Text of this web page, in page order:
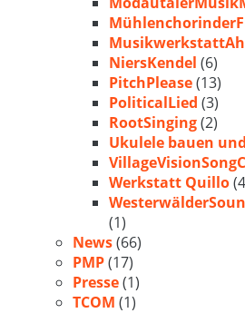
NiersKendel (6)
PitchPlease(13)
PoliticalLied (3)
RootSinging(2)
Ukulele bauen
Werkstatt Quillo
(1)
News(66)
PMP(17)
Presse(1)
TCOM (1)